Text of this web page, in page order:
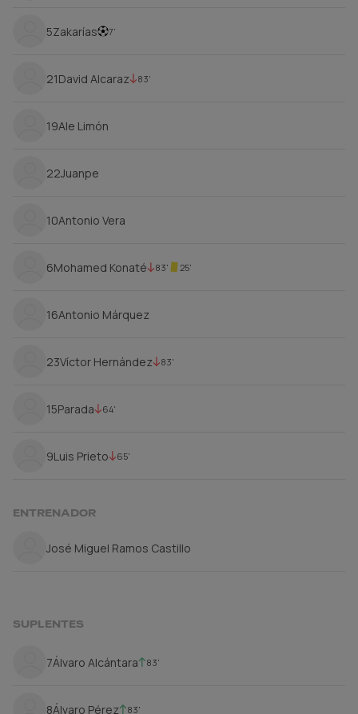
5Zakarías 7'
21David Alcaraz 83'
19Ale Limón
22Juanpe
10Antonio Vera
6Mohamed Konaté 83' 25'
16Antonio Márquez
23Víctor Hernández 83'
15Parada 64'
9Luis Prieto 65'
ENTRENADOR
José Miguel Ramos Castillo
SUPLENTES
7Álvaro Alcántara 83'
8Álvaro Pérez 83'